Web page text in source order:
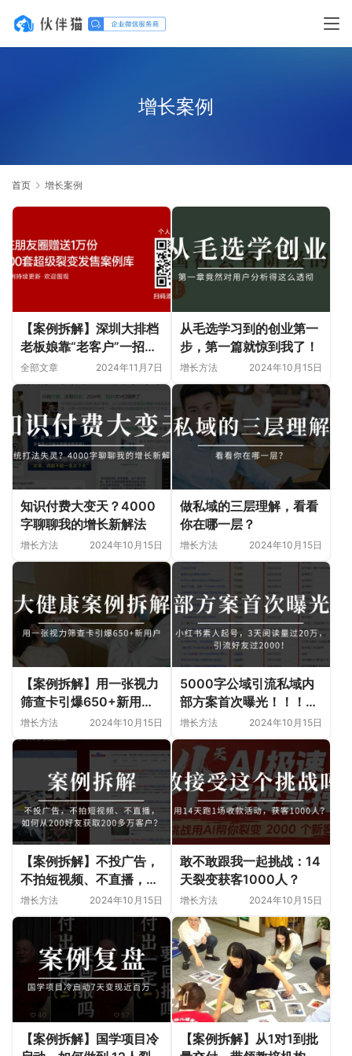
增长案例
首页 增长案例
【案例拆解】深圳大排档
老板娘靠“老客户”一招翻
盘，营业额狂飙翻倍，8
点后爆满停单！
全部文章 2024年11月7日
从毛选学习到的创业第一
步​，第一篇就惊到我了！
增长方法 2024年10月15日
知识付费大变天？4000
字聊聊我的增长新解法
增长方法 2024年10月15日
做私域的三层理解，看看
你在哪一层？
增长方法 2024年10月15日
【案例拆解】用一张视力
筛查卡引爆650+新用
户！大健康门诊也能用裂
变发售玩转精准引流！
增长方法 2024年10月15日
5000字公域引流私域内
部方案首次曝光！！！案
例分析、操作步骤都有！
增长方法 2024年10月15日
【案例拆解】不投广告，
不拍短视频、不直播，如
何从200好友获取200多
万客户？
增长方法 2024年10月15日
敢不敢跟我一起挑战：14
天裂变获客1000人？
增长方法 2024年10月15日
【案例拆解】国学项目冷
【案例拆解】从1对1到批